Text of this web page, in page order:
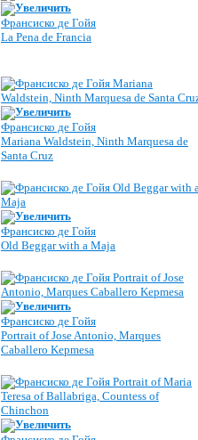
Увеличить
Франсиско де Гойя
La Pena de Francia
Увеличить
Франсиско де Гойя
Mariana Waldstein, Ninth Marquesa de
Santa Cruz
Увеличить
Франсиско де Гойя
Old Beggar with a Maja
Увеличить
Франсиско де Гойя
Portrait of Jose Antonio, Marques
Caballero Kepmesa
Увеличить